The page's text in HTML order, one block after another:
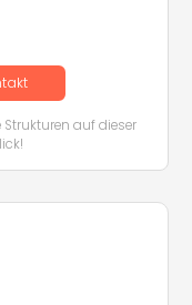
auf dieser